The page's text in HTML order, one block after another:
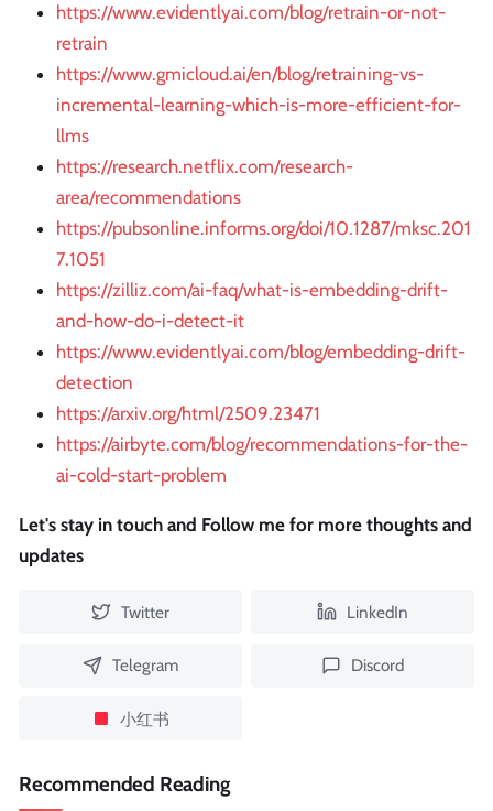
https://www.evidentlyai.com/blog/retrain-or-not-
retrain
https://www.gmicloud.ai/en/blog/retraining-vs-
incremental-learning-which-is-more-efficient-for-
llms
https://research.netflix.com/research-
area/recommendations
https://pubsonline.informs.org/doi/10.1287/mksc.201
7.1051
https://zilliz.com/ai-faq/what-is-embedding-drift-
and-how-do-i-detect-it
https://www.evidentlyai.com/blog/embedding-drift-
detection
https://arxiv.org/html/2509.23471
https://airbyte.com/blog/recommendations-for-the-
ai-cold-start-problem
Let's stay in touch and Follow me for more thoughts and
updates
Twitter LinkedIn
Telegram Discord
小红书
Recommended Reading